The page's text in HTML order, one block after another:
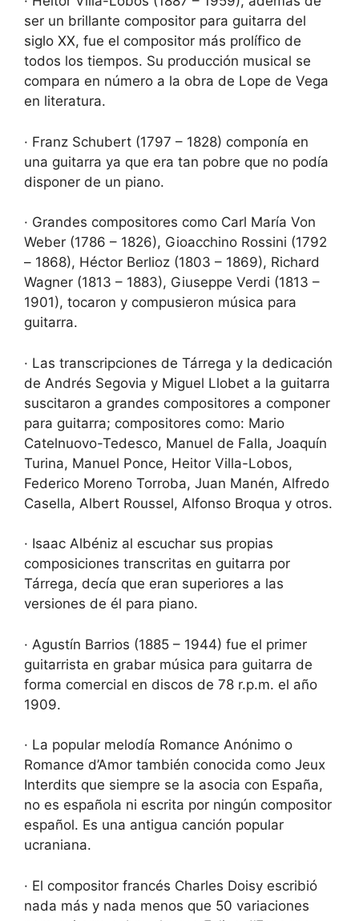
ser un brillante compositor para guitarra del
siglo XX, fue el compositor más prolífico de
todos los tiempos. Su producción musical se
compara en número a la obra de Lope de Vega
en literatura.
· Franz Schubert (1797 – 1828) componía en
una guitarra ya que era tan pobre que no podía
disponer de un piano.
· Grandes compositores como Carl María Von
Weber (1786 – 1826), Gioacchino Rossini (1792
– 1868), Héctor Berlioz (1803 – 1869), Richard
Wagner (1813 – 1883), Giuseppe Verdi (1813 –
1901), tocaron y compusieron música para
guitarra.
· Las transcripciones de Tárrega y la dedicación
de Andrés Segovia y Miguel Llobet a la guitarra
suscitaron a grandes compositores a componer
para guitarra; compositores como: Mario
Catelnuovo-Tedesco, Manuel de Falla, Joaquín
Turina, Manuel Ponce, Heitor Villa-Lobos,
Federico Moreno Torroba, Juan Manén, Alfredo
Casella, Albert Roussel, Alfonso Broqua y otros.
· Isaac Albéniz al escuchar sus propias
composiciones transcritas en guitarra por
Tárrega, decía que eran superiores a las
versiones de él para piano.
· Agustín Barrios (1885 – 1944) fue el primer
guitarrista en grabar música para guitarra de
forma comercial en discos de 78 r.p.m. el año
1909.
· La popular melodía Romance Anónimo o
Romance d’Amor también conocida como Jeux
Interdits que siempre se la asocia con España,
no es española ni escrita por ningún compositor
español. Es una antigua canción popular
ucraniana.
· El compositor francés Charles Doisy escribió
nada más y nada menos que 50 variaciones